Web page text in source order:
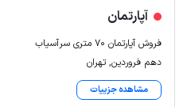
آپارتمان
فروش آپارتمان ۷۰ متری سرآسیاب
دهم فروردین, تهران
مشاهده جزییات